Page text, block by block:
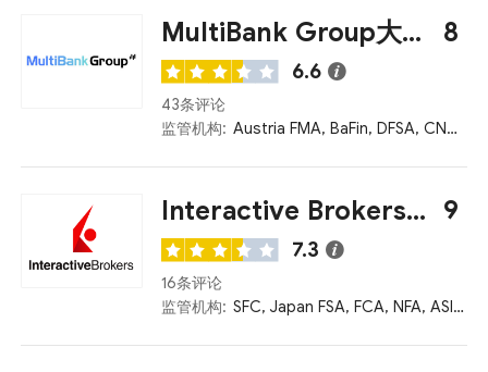
MultiBank Group大通金融 8
6.6
43条评论
监管机构:
Austria FMA, BaFin, DFSA, CNMV, BVI FSC, CIMA, ASIC
Interactive Brokers盈透证券 9
7.3
16条评论
监管机构:
SFC, Japan FSA, FCA, NFA, ASIC, MAS, LBE